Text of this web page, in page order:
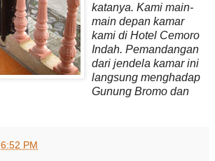
katanya. Kami main-
main depan kamar
kami di Hotel Cemoro
Indah. Pemandangan
dari jendela kamar ini
langsung menghadap
Gunung Bromo dan
6:52 PM